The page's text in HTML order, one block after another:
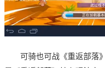
可骑也可战《重返部落》